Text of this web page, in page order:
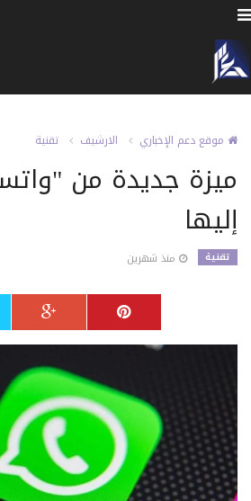
موقع دعم الإخباري الارشيف تقنية
ميزة جديدة من
إليها
تقنية منذ شهرين